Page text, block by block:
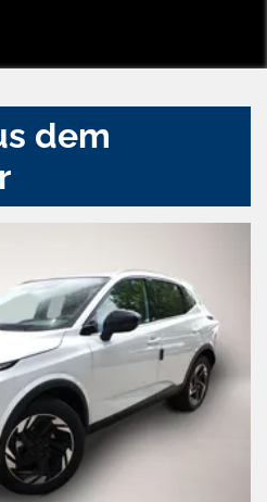
dem